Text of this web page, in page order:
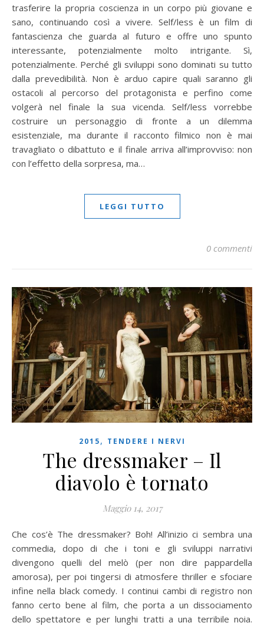
trasferire la propria coscienza in un corpo più giovane e
sano, continuando così a vivere. Self/less è un film di
fantascienza che guarda al futuro e offre uno spunto
interessante, potenzialmente molto intrigante. Sì,
potenzialmente. Perché gli sviluppi sono dominati su tutto
dalla prevedibilità. Non è arduo capire quali saranno gli
ostacoli al percorso del protagonista e perfino come
volgerà nel finale la sua vicenda. Self/less vorrebbe
costruire un personaggio di fronte a un dilemma
esistenziale, ma durante il racconto filmico non è mai
travagliato o dibattuto e il finale arriva all’improvviso: non
con l’effetto della sorpresa, ma…
LEGGI TUTTO
0 commenti
2015, TENDERE I NERVI
The dressmaker – Il
diavolo è tornato
Maggio 14, 2017
Che cos’è The dressmaker? Boh! All’inizio ci sembra una
commedia, dopo di che i toni e gli sviluppi narrativi
divengono quelli del melò (per non dire pappardella
amorosa), per poi tingersi di atmosfere thriller e sfociare
infine nella black comedy. I continui cambi di registro non
fanno certo bene al film, che porta a un dissociamento
dello spettatore e per lunghi tratti a una terribile noia.